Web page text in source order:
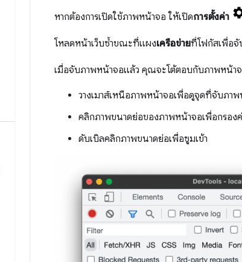
หากต้องการเปิดใช้ภาพหน้าจอ ให้เปิดการตั้งค่า
โหลดหน้าเว็บซ้ำขณะที่แผงเครือข่ายที่โฟกัสเพื่อ
เมื่อจับภาพหน้าจอแล้ว คุณจะโต้ตอบกับภาพหน้า
วางเมาส์เหนือภาพหน้าจอเพื่อดูจุดที่จับภา
คลิกภาพขนาดย่อของภาพหน้าจอเพื่อกรอ
ดับเบิลคลิกภาพขนาดย่อเพื่อซูมเข้า